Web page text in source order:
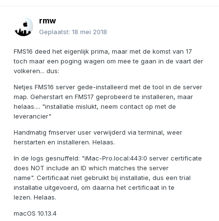
rmw
Geplaatst: 18 mei 2018
FMS16 deed het eigenlijk prima, maar met de komst van 17
toch maar een poging wagen om mee te gaan in de vaart der
volkeren... dus:
Netjes FMS16 server gede-installeerd met de tool in de server
map. Geherstart en FMS17 geprobeerd te installeren, maar
helaas.... "installatie mislukt, neem contact op met de
leverancier"
Handmatig fmserver user verwijderd via terminal, weer
herstarten en installeren. Helaas.
In de logs gesnuffeld: "iMac-Pro.local:443:0 server certificate
does NOT include an ID which matches the server
name". Certificaat niet gebruikt bij installatie, dus een trial
installatie uitgevoerd, om daarna het certificaat in te
lezen. Helaas.
macOS 10.13.4